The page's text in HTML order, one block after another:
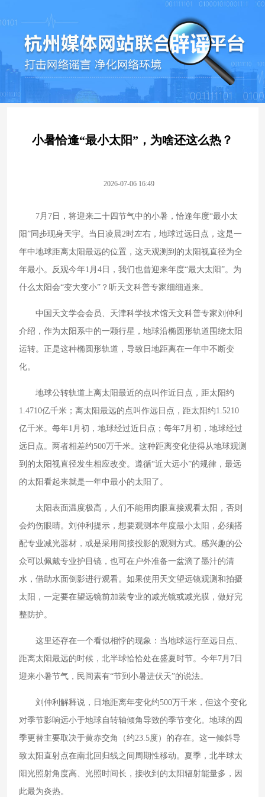
小暑恰逢“最小太阳”，为啥还这么热？
2026-07-06 16:49
7月7日，将迎来二十四节气中的小暑，恰逢年度“最小太
阳”同步现身天宇。当日凌晨2时左右，地球过远日点，这是一
年中地球距离太阳最远的位置，这天观测到的太阳视直径为全
年最小。反观今年1月4日，我们也曾迎来年度“最大太阳”。为
什么太阳会“变大变小”？听天文科普专家细细道来。
中国天文学会会员、天津科学技术馆天文科普专家刘仲利
介绍，作为太阳系中的一颗行星，地球沿椭圆形轨道围绕太阳
运转。正是这种椭圆形轨道，导致日地距离在一年中不断变
化。
地球公转轨道上离太阳最近的点叫作近日点，距太阳约
1.4710亿千米；离太阳最远的点叫作远日点，距太阳约1.5210
亿千米。每年1月初，地球经过近日点；每年7月初，地球经过
远日点。两者相差约500万千米。这种距离变化使得从地球观测
到的太阳视直径发生相应改变。遵循“近大远小”的规律，最远
的太阳看起来就是一年中最小的太阳了。
太阳表面温度极高，人们不能用肉眼直接观看太阳，否则
会灼伤眼睛。刘仲利提示，想要观测本年度最小太阳，必须搭
配专业减光器材，或是采用间接投影的观测方式。感兴趣的公
众可以佩戴专业护目镜，也可在户外准备一盆滴了墨汁的清
水，借助水面倒影进行观看。如果使用天文望远镜观测和拍摄
太阳，一定要在望远镜前加装专业的减光镜或减光膜，做好完
整防护。
这里还存在一个看似相悖的现象：当地球运行至远日点、
距离太阳最远的时候，北半球恰恰处在盛夏时节。今年7月7日
迎来小暑节气，民间素有“节到小暑进伏天”的说法。
刘仲利解释说，日地距离年变化约500万千米，但这个变化
对季节影响远小于地球自转轴倾角导致的季节变化。地球的四
季更替主要取决于黄赤交角（约23.5度）的存在。这一倾斜导
致太阳直射点在南北回归线之间周期性移动。夏季，北半球太
阳光照射角度高、光照时间长，接收到的太阳辐射能量多，因
此最为炎热。